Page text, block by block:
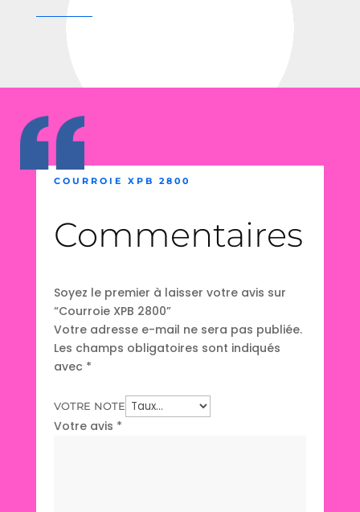
COURROIE XPB 2800
Commentaires
Soyez le premier à laisser votre avis sur
“Courroie XPB 2800”
Votre adresse e-mail ne sera pas publiée.
Les champs obligatoires sont indiqués
avec *
VOTRE NOTE
Votre avis *